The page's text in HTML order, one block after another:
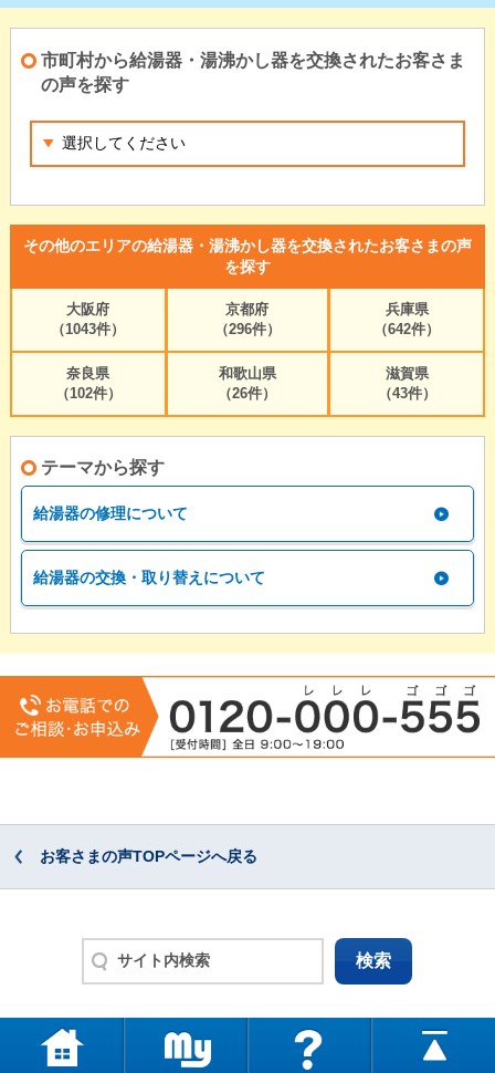
市町村から給湯器・湯沸かし器を交換されたお客さま
の声を探す
その他のエリアの給湯器・湯沸かし器を交換されたお客さまの声
を探す
大阪府
（1043件）
京都府
（296件）
兵庫県
（642件）
奈良県
（102件）
和歌山県
（26件）
滋賀県
（43件）
テーマから探す
給湯器の修理について
給湯器の交換・取り替えについて
お客さまの声TOPページへ戻る